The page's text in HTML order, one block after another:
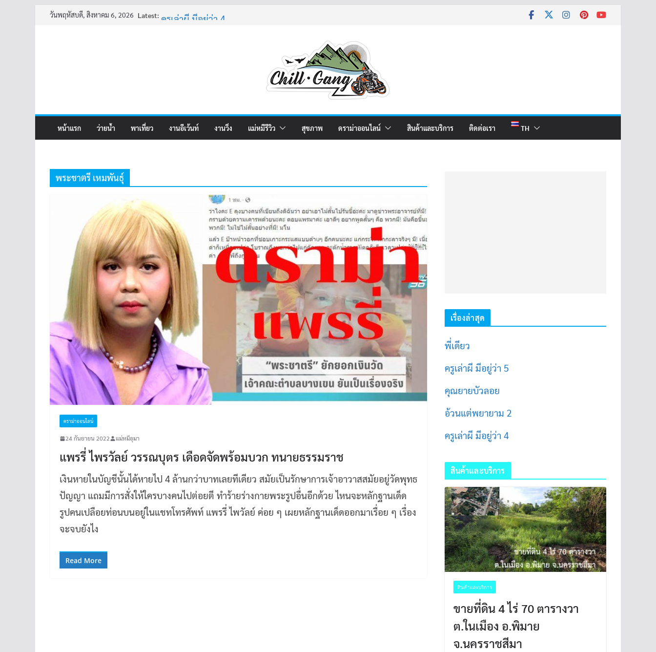
Skipวันพฤหัสบดี, สิงหาคม 6, 2026 Latest: ครูเล่าผี มีอยู่ว่า 4
หน้าแรก ว่ายน้ำ พาเที่ยว งานอีเว้นท์ งานวิ่ง แม่หมีรีวิว สุขภาพ ดราม่าออนไลน์ สินค้าและบริการ ติดต่อเรา TH
พระชาตรี เหมพันธุ์
ดราม่าออนไลน์
24 กันยายน 2022 แม่หมีอุมา
แพรรี่ ไพรวัลย์ วรรณบุตร เดือดจัดพร้อมบวก ทนายธรรมราช
เงินหายในบัญชีนั้นได้หายไป 4 ล้านกว่าบาทเลยทีเดียว สมัยเป็นรักษาการเจ้าอาวาสสมัยอยู่วัดพุทธ
ปัญญา แถมมีการสั่งให้ใครบางคนไปต่อยตี ทำร้ายร่างกายพระรูปอื่นอีกด้วย ไหนจะหลักฐานเด็ด
รูปคนเปลือยท่อนบนอยู่ในแชทโทรศัพท์ แพรรี่ ไพวัลย์ ค่อย ๆ เผยหลักฐานเด็ดออกมาเรื่อย ๆ เรื่อง
จะจบยังไง
Read More
เรื่องล่าสุด
พี่เดียว
ครูเล่าผี มีอยู่ว่า 5
คุณยายบัวลอย
อ้วนแต่พยายาม 2
ครูเล่าผี มีอยู่ว่า 4
สินค้าและบริการ
สินค้าและบริการ
ขายที่ดิน 4 ไร่ 70 ตารางวา
ต.ในเมือง อ.พิมาย
จ.นครราชสีมา